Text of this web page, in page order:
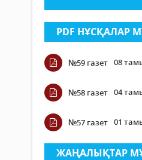
PDF НҰСҚАЛАР
№59 газет 08
№58 газет 04
№57 газет 01
ЖАҢАЛЫҚТАР